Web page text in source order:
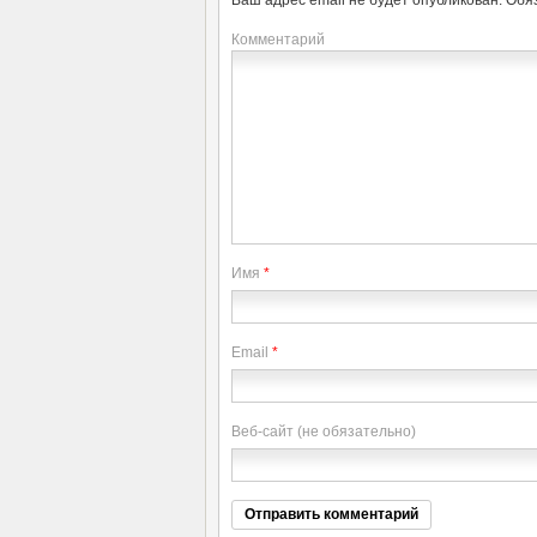
Комментарий
Имя *
Email *
Веб-сайт (не обязательно)